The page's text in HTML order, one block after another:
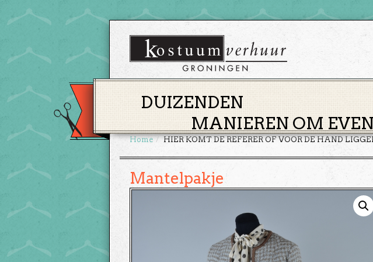
DUIZENDEN
MANIEREN OM
Home HIER KOMT DE REFERER OF VOOR DE HAND
Mantelpakje